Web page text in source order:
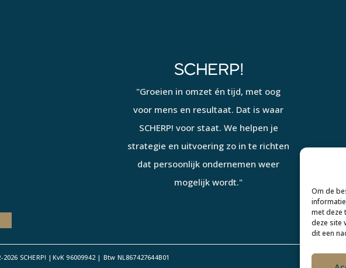
Om de
met deze
deze site
dit een
SCHERP!
"Groeien in omzet én tijd, met oog
voor mens en resultaat. Dat is waar
SCHERP! voor staat. We helpen je
strategie en uitvoering zo in te richten
dat persoonlijk ondernemen weer
mogelijk wordt."
2026 SCHERP! |KvK 96009942 | Btw NL867427644B01